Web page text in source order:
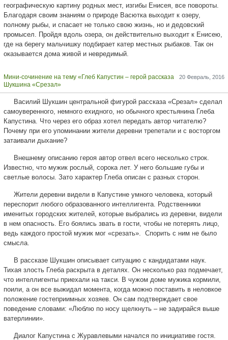
географическую картину родных мест, изгибы Енисея, все повороты.
Благодаря своим знаниям о природе Васютка выходит к озеру,
полному рыбы, и спасает не только свою жизнь, но и дедовский
промысел. Пройдя вдоль озера, он действительно выходит к Енисею,
где на берегу мальчишку подбирает катер местных рыбаков. Так он
оказывается дома живой и невредимый.
20 Февраль, 2016
Мини-сочинение на тему «Глеб Капустин – герой рассказа
Шукшина «Срезал»
Василий Шукшин центральной фигурой рассказа «Срезал» сделал
самоуверенного, немного ехидного, но обычного крестьянина Глеба
Капустина. Что через его образ хотел передать автор читателю?
Почему при его упоминании жители деревни трепетали и с восторгом
затаивали дыхание?
Внешнему описанию героя автор отвел всего несколько строк.
Известно, что мужик рослый, сорока лет. У него большие губы и
светлые волосы. Зато характер Глеба описан с разных сторон.
Жители деревни видели в Капустине умного человека, который
переспорит любого образованного интеллигента. Родственники
именитых городских жителей, которые выбрались из деревни, видели
в нем опасность. Его боялись звать в гости, чтобы не потерять лицо,
ведь каждого простой мужик мог «срезать». Спорить с ним не было
смысла.
В рассказе Шукшин описывает ситуацию с кандидатами наук.
Тихая злость Глеба раскрыта в деталях. Он несколько раз подмечает,
что интеллигенты приехали на такси. В чужом доме мужика кормили,
поили, а он все выжидал момента, когда можно поставить в неловкое
положение гостеприимных хозяев. Он сам подтверждает свое
поведение словами: «Люблю по носу щелкнуть – не задирайся выше
ватерлинии».
Диалог Капустина с Журавлевыми начался по инициативе гостя.